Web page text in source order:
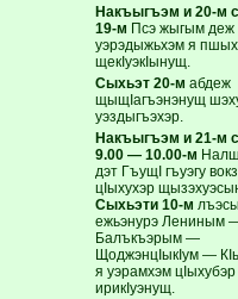
Накъыгъэм и 20-м
19-м Псэ жыгым деж
уэрэдыжьхэм я
щекIуэкIынущ.
Сыхьэт 20-м абдеж
щыщIагъэнэнущ
уэздыгъэхэр.
Накъыгъэм и 21-м
9.00 — 10.00-м
дэт ГъущI гъуэгу
цIыхухэр
Сыхьэти 10-м
ежьэнурэ Лениным
Балъкъэрым —
ЩоджэнцIыкIум —
я уэрамхэм цIыхубэр
ирикIуэнущ.